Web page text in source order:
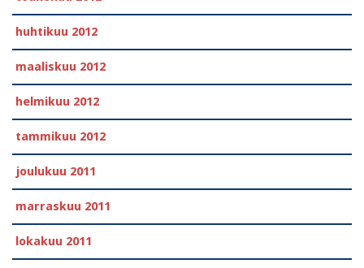
huhtikuu 2012
maaliskuu 2012
helmikuu 2012
tammikuu 2012
joulukuu 2011
marraskuu 2011
lokakuu 2011